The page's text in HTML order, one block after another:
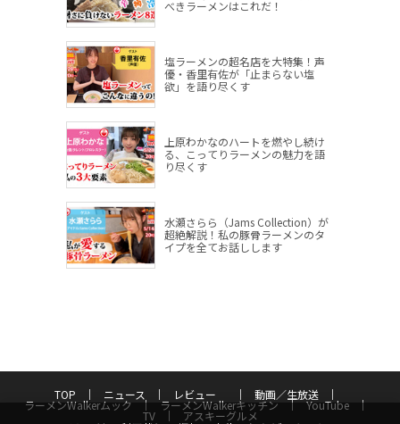
べきラーメンはこれだ！
塩ラーメンの超名店を大特集！声
優・香里有佐が「止まらない塩
欲」を語り尽くす
上原わかなのハートを燃やし続け
る、こってりラーメンの魅力を語
り尽くす
水瀬さらら（Jams Collection）が
超絶解説！私の豚骨ラーメンのタ
イプを全てお話しします
TOP ニュース レビュー 動画／生放送
ラーメンWalkerムック ラーメンWalkerキッチン YouTube
TV アスキーグルメ